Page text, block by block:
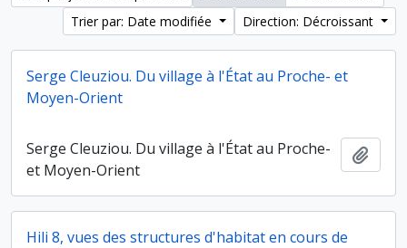
Trier par: Date modifiée
Direction: Décroissant
Serge Cleuziou. Du village à l'État au Proche- et
Moyen-Orient
Serge Cleuziou. Du village à l'État au Proche-
et Moyen-Orient
Hili 8, vues des structures d'habitat en cours de